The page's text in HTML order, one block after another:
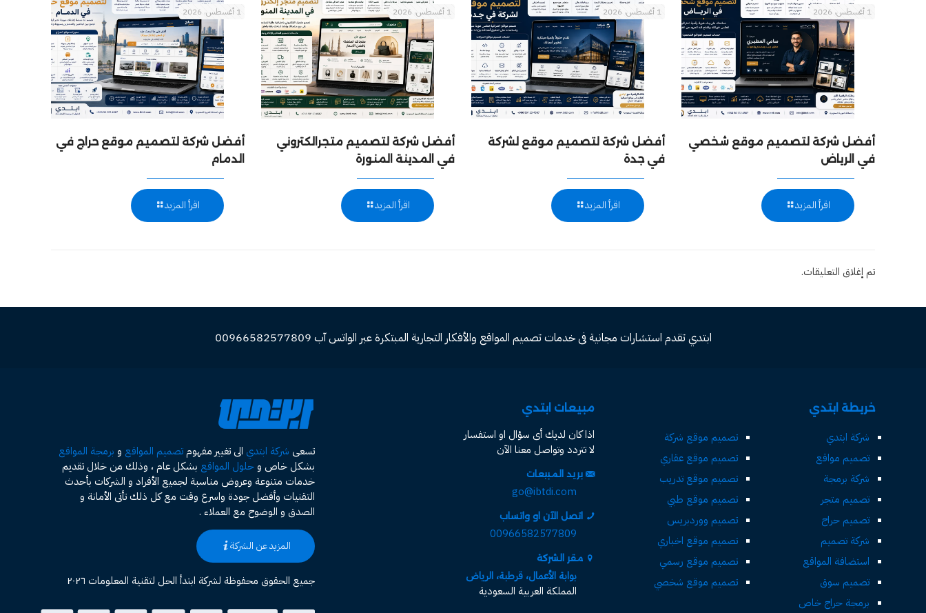
1 أغسطس، 2026
أفضل شركة لتصميم موقع شخصي
في الرياض
اقرأ المزيد
1 أغسطس، 2026
أفضل شركة لتصميم موقع لشركة
في جدة
اقرأ المزيد
1 أغسطس، 2026
أفضل شركة لتصميم متجرالكتروني
في المدينة المنورة
اقرأ المزيد
1 أغسطس، 2026
أفضل شركة لتصميم موقع حراج في
الدمام
اقرأ المزيد
تم إغلاق التعليقات.
ابتدي تقدم استشارات مجانية فى خدمات تصميم المواقع والأفكار التجارية المبتكرة عبر الواتس آب 00966582577809
خريطة ابتدي
شركة ابتدي
تصميم مواقع
شركة برمجة
تصميم متجر
تصميم حراج
شركة تصميم
استضافة المواقع
تصميم سوق
برمجة حراج خاص
تصميم موقع شركة
تصميم موقع عقاري
تصميم موقع تدريب
تصميم موقع طبي
تصميم ووردبريس
تصميم موقع اخباري
تصميم موقع رسمي
تصميم موقع شخصي
مبيعات ابتدي
اذا كان لديك أى سؤال او استفسار
لا تتردد وتواصل معنا الآن
بريد المبيعات
go@ibtdi.com
اتصل الآن او واتساب
00966582577809
مقر الشركة
بوابة الأعمال، قرطبة، الرياض
المملكة العربية السعودية
تسعى شركة ابتدي الى تغيير مفهومتصميم المواقع و برمجة المواقع
بشكل خاص وحلول المواقع بشكل عام ، وذلك من خلال تقديم
خدمات متنوعة وعروض مناسبة لجميع الأفراد و الشركات بأحدث
التقنيات وأفضل جودة واسرع وقت مع كل ذلك تأتى الأمانة و
الصدق و الوضوح مع العملاء .
المزيد عن الشركة
جميع الحقوق محفوظة لشركة ابتدأ الحل لتقنية المعلومات ٢٠٢٦